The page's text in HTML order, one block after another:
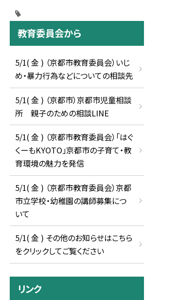
教育委員会から
5/1( 金 ) （京都市教育委員会）いじ
め・暴力行為などについての相談先
5/1( 金 ) （京都市）京都市児童相談
所 親子のための相談LINE
5/1( 金 ) （京都市教育委員会）「はぐ
くーもKYOTO」京都市の子育て・教
育環境の魅力を発信
5/1( 金 ) （京都市教育委員会）京都
市立学校・幼稚園の講師募集につ
いて
5/1( 金 ) その他のお知らせはこちら
をクリックしてご覧ください
リンク